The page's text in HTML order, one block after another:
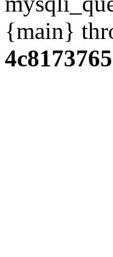
{main}